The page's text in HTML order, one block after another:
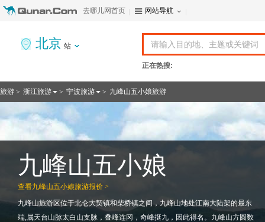
去哪儿网首页 网站导航
北京 站
正在热搜:
旅游 > 浙江旅游 > 宁波旅游 > 九峰山五小娘旅游
查看九峰山五小娘旅游报价 >
九峰山五小娘
九峰山旅游区位于北仑大契镇和柴桥镇之间，九峰山地处江南大陆架的最东
端,属天台山脉太白山支脉，叠峰连冈，奇峰挺九，因此得名。九峰山方圆数